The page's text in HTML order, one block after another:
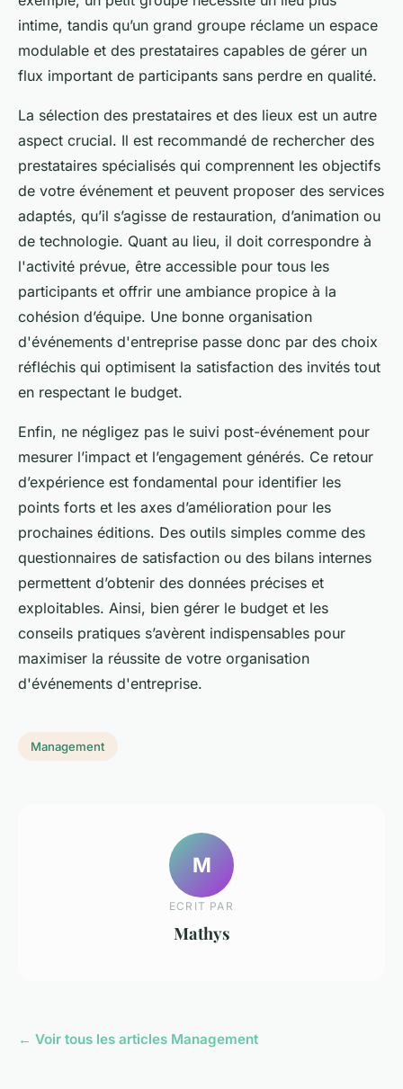
intime, tandis qu’un grand groupe réclame un espace
modulable et des prestataires capables de gérer un
flux important de participants sans perdre en qualité.
La sélection des prestataires et des lieux est un autre
aspect crucial. Il est recommandé de rechercher des
prestataires spécialisés qui comprennent les objectifs
de votre événement et peuvent proposer des services
adaptés, qu’il s’agisse de restauration, d’animation ou
de technologie. Quant au lieu, il doit correspondre à
l'activité prévue, être accessible pour tous les
participants et offrir une ambiance propice à la
cohésion d’équipe. Une bonne organisation
d'événements d'entreprise passe donc par des choix
réfléchis qui optimisent la satisfaction des invités tout
en respectant le budget.
Enfin, ne négligez pas le suivi post-événement pour
mesurer l’impact et l’engagement générés. Ce retour
d’expérience est fondamental pour identifier les
points forts et les axes d’amélioration pour les
prochaines éditions. Des outils simples comme des
questionnaires de satisfaction ou des bilans internes
permettent d’obtenir des données précises et
exploitables. Ainsi, bien gérer le budget et les
conseils pratiques s’avèrent indispensables pour
maximiser la réussite de votre organisation
d'événements d'entreprise.
Management
M
ECRIT PAR
Mathys
← Voir tous les articles Management